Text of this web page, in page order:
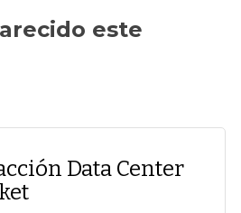
este
Data Center